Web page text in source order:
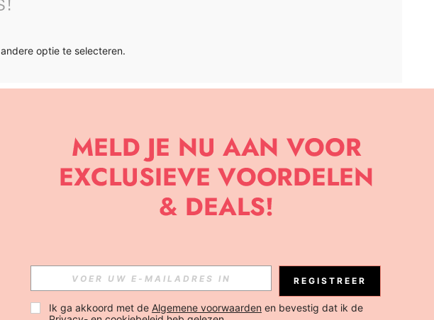
optie te selecteren.
A AN VOOR ONZE NIEUWSBRIEF OM DE LAATSTE NIEUWE TRENDS EN KORTINGEN TE
IS MOGELIJK ELK MOMENT).
REGISTREER
Ik ga akkoord met de Algemene voorwaarden en bevestig dat ik de